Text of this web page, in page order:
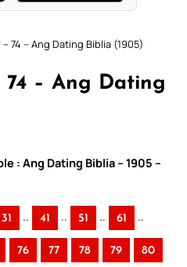
74 – Ang Dating Biblia (1905)
– Ang Dating
: Ang Dating Biblia – 1905 –
31 .. 41 .. 51 .. 61 ..
76 77 78 79 80